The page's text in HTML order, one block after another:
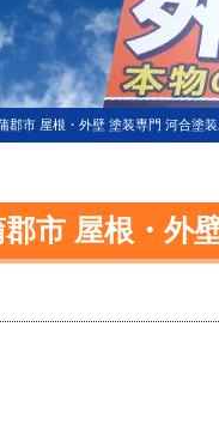
市 屋根・外壁 塗装専門 河合塗装
市 屋根・外